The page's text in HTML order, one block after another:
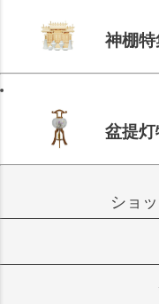
神棚特
盆提灯
ショ